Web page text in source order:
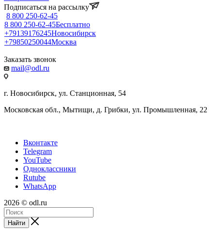
Подписаться на рассылку
8 800 250-62-45
8 800 250-62-45Бесплатно
+79139176245Новосибирск
+79850250044Москва
Заказать звонок
mail@odl.ru
г. Новосибирск, ул. Станционная, 54
Московская обл., Мытищи, д. Грибки, ул. Промышленная, 22
Вконтакте
Telegram
YouTube
Одноклассники
Rutube
WhatsApp
2026 © odl.ru
Найти